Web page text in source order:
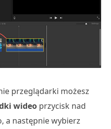
przeglądarki możesz
wideo przycisk nad
a następnie wybierz